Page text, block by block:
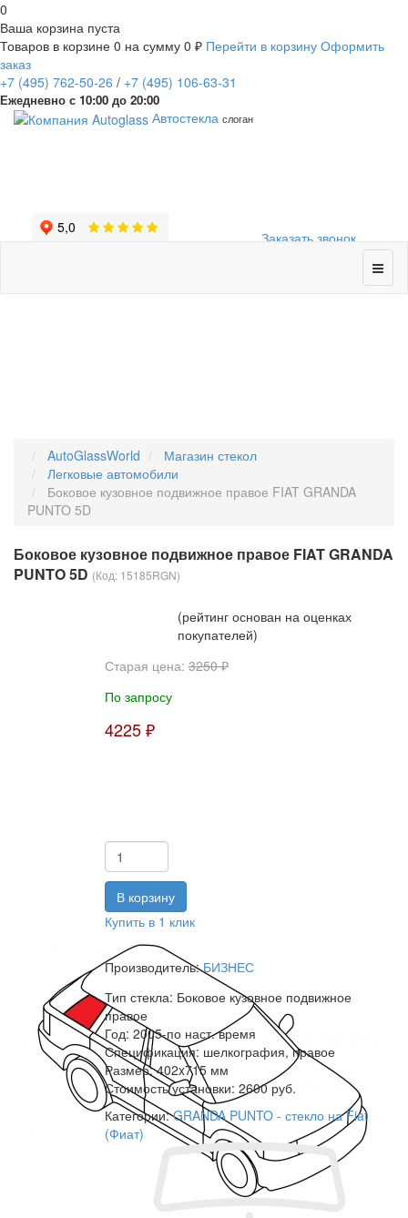
0
Ваша корзина пуста
Товаров в корзине 0 на сумму 0 ₽ Перейти в корзину Оформить
заказ
+7 (495) 762-50-26 / +7 (495) 106-63-31
Ежедневно с 10:00 до 20:00
Заказать звонок
Автостекла слоган
AutoGlassWorld
Магазин стекол
Легковые автомобили
Боковое кузовное подвижное правое FIAT GRANDA
PUNTO 5D
Боковое кузовное подвижное правое FIAT GRANDA
PUNTO 5D (Код: 15185RGN)
(рейтинг основан на оценках
покупателей)
Старая цена: 3250 ₽
По запросу
4225 ₽
Купить в 1 клик
Производитель:БИЗНЕС
Тип стекла: Боковое кузовное подвижное
правое
Год: 2005-по наст. время
Спецификация: шелкография, правое
Размер: 402x715 мм
Стоимость установки: 2600 руб.
Категории:GRANDA PUNTO - стекло на Fiat
(Фиат)